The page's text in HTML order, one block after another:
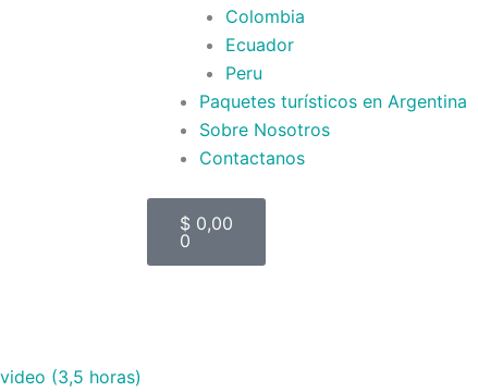
Colombia
Ecuador
Peru
Paquetes turísticos en Argentina
Sobre Nosotros
Contactanos
$0,00
0